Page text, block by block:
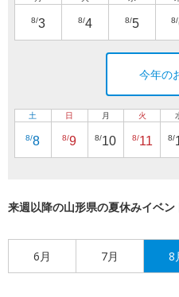
8/3 8/4 8/5 8/
今年の
土
8/8
日
8/9
月
8/10
火
8/11 8/
来週以降の山形県の夏休みイベン
6月 7月 8